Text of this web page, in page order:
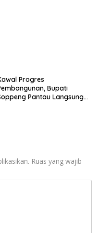
Progres
Bupati
Pantau Langsung
Ruas yang wajib